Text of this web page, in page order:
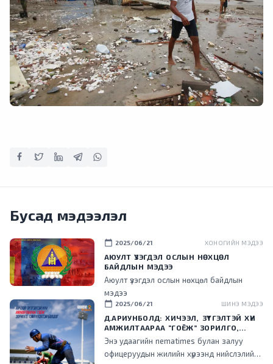
Бусад мэдээлэл
calendar_today 2025/06/21 ХОНОГИЙН МЭДЭЭ
АЮУЛТ ҮЗЭГДЭЛ ОСЛЫН НӨХЦӨЛ
БАЙДЛЫН МЭДЭЭ
Аюулт үзэгдэл ослын нөхцөл байдлын
мэдээ
calendar_today 2025/06/21 ШИНЭ МЭДЭЭ
Д.АРИУНБОЛД: ХИЧЭЭЛ, ЗҮТГЭЛТЭЙ ХҮН
АМЖИЛТААРАА “ГОЁЖ” ЗОРИЛГО,
ТЭМҮҮЛЭЛТЭЙ БОЛДОГ
Энэ удаагийн nematimes булан залуу
офицеруудын жилийн хүрээнд нийслэлийн